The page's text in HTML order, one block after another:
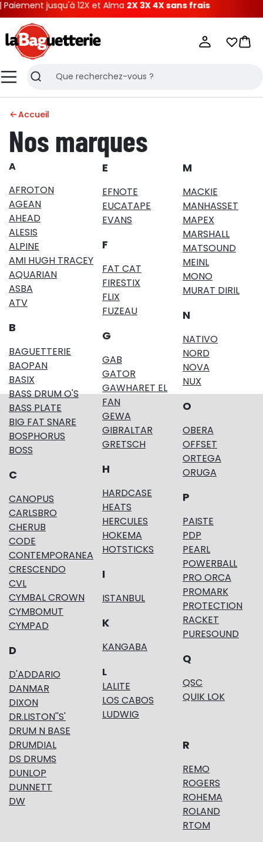
jusqu'à 12X et Alma2X 3X 4X sans frais
MenuRecherche
Mes
Accueil
Nos marques
A
AFROTON
AGEAN
AHEAD
ALESIS
ALPINE
AMI HUGH TRACEY
AQUARIAN
ASBA
ATV
B
BAGUETTERIE
BAOPAN
BASIX
BASS DRUM O'S
BASS PLATE
BIG FAT SNARE
BOSPHORUS
BOSS
C
CANOPUS
CARLSBRO
CHERUB
CODE
CONTEMPORANEA
CRESCENDO
CVL
CYMBAL CROWN
CYMBOMUT
CYMPAD
D
D'ADDARIO
DANMAR
DIXON
DR.LISTON''S'
DRUM N BASE
DRUMDIAL
DS DRUMS
DUNLOP
DUNNETT
DW
E
EFNOTE
EUCATAPE
EVANS
F
FAT CAT
FIRESTIX
FLIX
FUZEAU
G
GAB
GATOR
GAWHARET EL
FAN
GEWA
GIBRALTAR
GRETSCH
H
HARDCASE
HEATS
HERCULES
HOKEMA
HOTSTICKS
I
ISTANBUL
K
KANGABA
L
LALITE
LOS CABOS
LUDWIG
M
MACKIE
MANHASSET
MAPEX
MARSHALL
MATSOUND
MEINL
MONO
MURAT DIRIL
N
NATIVO
NORD
NOVA
NUX
O
OBERA
OFFSET
ORTEGA
ORUGA
P
PAISTE
PDP
PEARL
POWERBALL
PRO ORCA
PROMARK
PROTECTION
RACKET
PURESOUND
Q
QSC
QUIK LOK
R
REMO
ROGERS
ROHEMA
ROLAND
RTOM